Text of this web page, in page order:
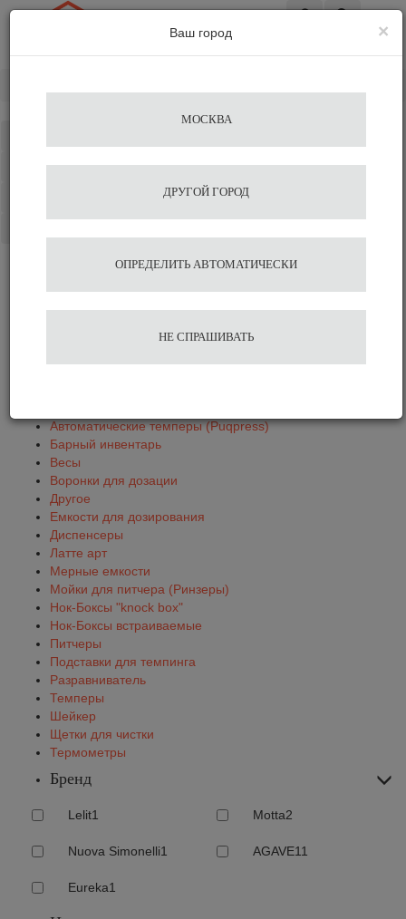
Избранное
НОК-БОКСЫ - Knock box для
Автоматические темперы (Puqpress)
Барный инвентарь
Весы
Воронки для дозации
Другое
Емкости для дозирования
Диспенсеры
Латте арт
Мерные емкости
Мойки для питчера (Ринзеры)
Нок-Боксы "knock box"
Нок-Боксы встраиваемые
Питчеры
Подставки для темпинга
Разравниватель
Темперы
Шейкер
Щетки для чистки
Термометры
Бренд
Lelit1 Motta2
Nuova Simonelli1 AGAVE11
Eureka1
×
Ваш город
МОСКВА
ДРУГОЙ ГОРОД
ОПРЕДЕЛИТЬ АВТОМАТИЧЕСКИ
НЕ СПРАШИВАТЬ